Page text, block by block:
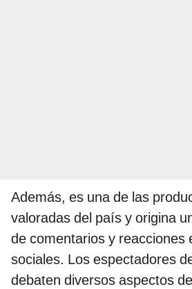
Además, es una de las
valoradas del país y origina
de comentarios y reacciones
sociales. Los espectadores
debaten diversos aspectos